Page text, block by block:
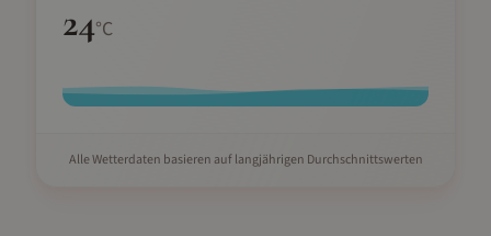
24°C
Alle Wetterdaten basieren auf langjährigen Durchschnittswerten